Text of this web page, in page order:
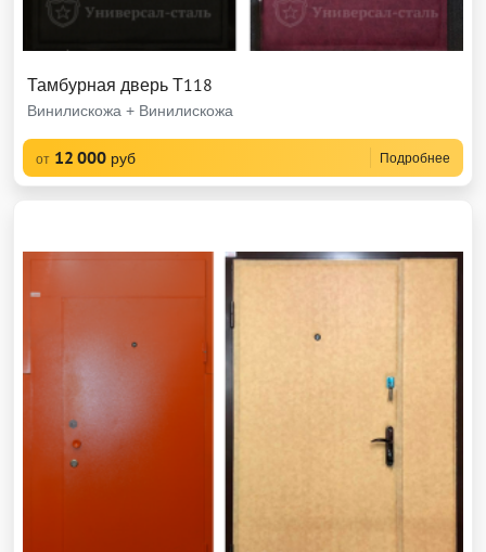
Тамбурная дверь Т118
Винилискожа + Винилискожа
от 12 000 руб Подробнее